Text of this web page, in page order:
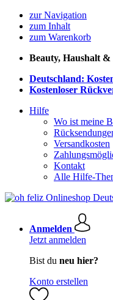
zur Navigation
zum Inhalt
zum Warenkorb
Beauty, Haushalt &
Deutschland:
Kostenloser
Hilfe
Wo ist meine
Versandkosten
Kontakt
Alle Hilfe-
Anmelden
Jetzt anmelden
Bist du neu hier?
Konto erstellen